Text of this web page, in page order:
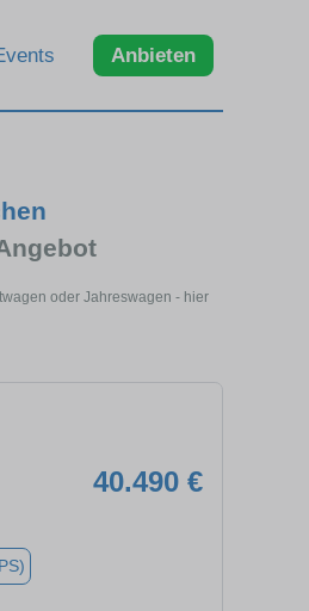
Anbieten
oder Jahreswagen - hier
40.490 €